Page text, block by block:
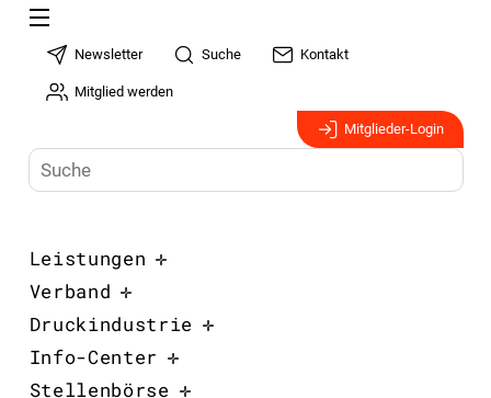
Newsletter Suche Kontakt
Mitglied werden
Mitglieder-Login
Leistungen
Verband
Druckindustrie
Info-Center
Stellenbörse